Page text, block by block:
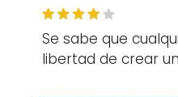
Se sabe que
libertad de crear